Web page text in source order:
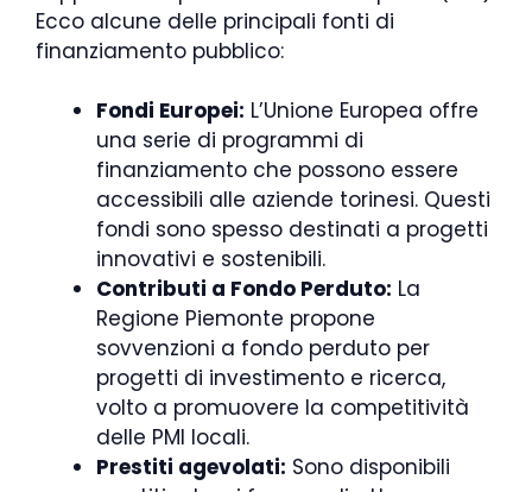
Ecco alcune delle principali fonti di
finanziamento pubblico:
Fondi Europei: L’Unione Europea offre
una serie di programmi di
finanziamento che possono essere
accessibili alle aziende torinesi. Questi
fondi sono spesso destinati a progetti
innovativi e sostenibili.
Contributi a Fondo Perduto: La
Regione Piemonte propone
sovvenzioni a fondo perduto per
progetti di investimento e ricerca,
volto a promuovere la competitività
delle PMI locali.
Prestiti agevolati: Sono disponibili